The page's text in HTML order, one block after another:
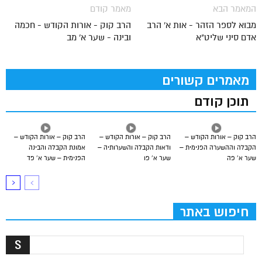
מאמר קודם
הרב קוק - אורות הקודש - חכמה
ובינה - שער א' מב
המאמר הבא
מבוא לספר הזהר - אות א' הרב
אדם סיני שליט"א
מאמרים קשורים
תוכן קודם
הרב קוק – אורות הקודש –
אמונת הקבלה והבינה
הפנימית – שער א’ פד
הרב קוק – אורות הקודש –
ודאות הקבלה והשערותיה –
שער א’ פו
הרב קוק – אורות הקודש –
הקבלה וההשערה הפנימית –
שער א’ פה
חיפוש באתר